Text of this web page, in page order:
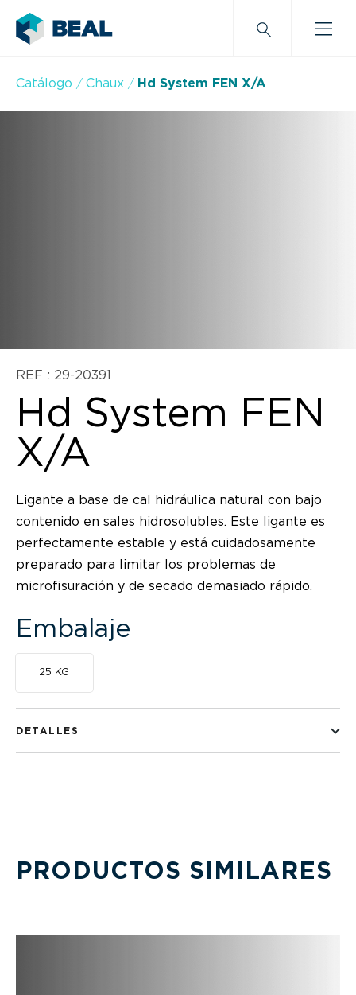
Catálogo Chaux Hd System FEN X/A
REF : 29-20391
Hd System FEN
X/A
Ligante a base de cal hidráulica natural con bajo
contenido en sales hidrosolubles. Este ligante es
perfectamente estable y está cuidadosamente
preparado para limitar los problemas de
microfisuración y de secado demasiado rápido.
Embalaje
25 KG
DETALLES
PRODUCTOS SIMILARES